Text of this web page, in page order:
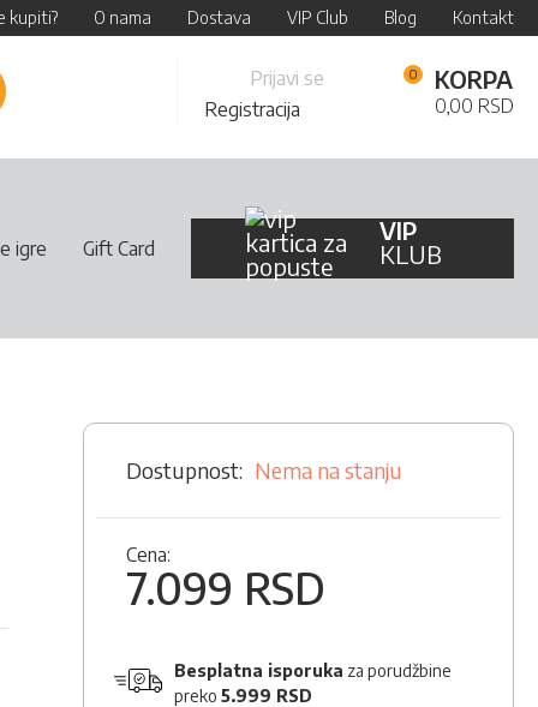
kupiti? O nama Dostava VIP Club Blog Kontakt
Content
Prijavi se
Registracija
KORPA
0,00 RSD
igre Gift Card
VIP
KLUB
Nema na stanju
Cena:
7.099 RSD
Besplatna isporuka za porudžbine
preko 5.999 RSD